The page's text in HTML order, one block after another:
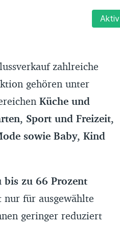
127,98 Euro
rund 16 Prozent
Aktiv
zahlreiche
gehören unter
Küche und
Sport und Freizeit,
sowie Baby, Kind
bis zu 66 Prozent
für ausgewählte
geringer reduziert